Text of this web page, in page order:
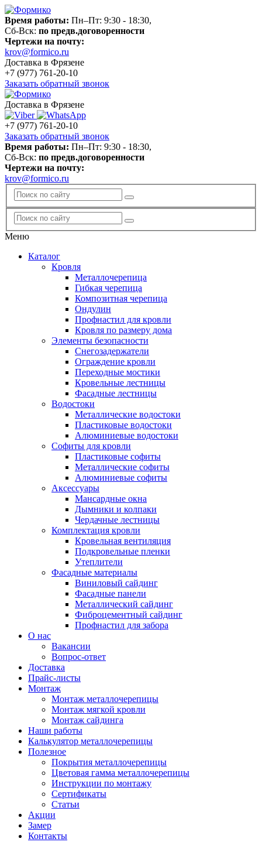
Время работы: Пн–Пт: 9:30 - 18:30,
Сб-Вск: по предв.договоренности
Чертежи на почту:
krov@formico.ru
Доставка в Фрязене
+7 (977) 761-20-10
Заказать обратный звонок
Доставка в Фрязене
+7 (977) 761-20-10
Заказать обратный звонок
Время работы: Пн–Пт: 9:30 - 18:30,
Сб-Вск: по предв.договоренности
Чертежи на почту:
krov@formico.ru
Меню
Каталог
Кровля
Металлочерепица
Гибкая черепица
Композитная черепица
Ондулин
Профнастил для кровли
Кровля по размеру дома
Элементы безопасности
Снегозадержатели
Ограждение кровли
Переходные мостики
Кровельные лестницы
Фасадные лестницы
Водостоки
Металлические водостоки
Пластиковые водостоки
Алюминиевые водостоки
Софиты для кровли
Пластиковые софиты
Металлические софиты
Алюминиевые софиты
Аксессуары
Мансардные окна
Дымники и колпаки
Чердачные лестницы
Комплектация кровли
Кровельная вентиляция
Подкровельные пленки
Утеплители
Фасадные материалы
Виниловый сайдинг
Фасадные панели
Металлический сайдинг
Фиброцементный сайдинг
Профнастил для забора
О нас
Вакансии
Вопрос-ответ
Доставка
Прайс-листы
Монтаж
Монтаж металлочерепицы
Монтаж мягкой кровли
Монтаж сайдинга
Наши работы
Калькулятор металлочерепицы
Полезное
Покрытия металлочерепицы
Цветовая гамма металлочерепицы
Инструкции по монтажу
Сертификаты
Статьи
Акции
Замер
Контакты